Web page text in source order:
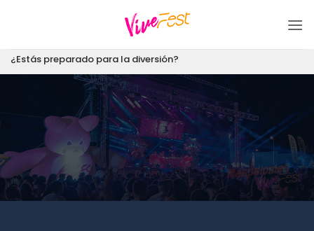
¿Estás preparado para la diversión?